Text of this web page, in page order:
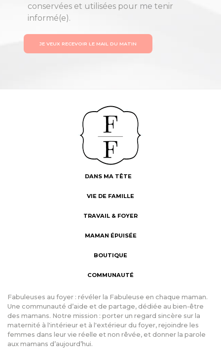
conservées et utilisées pour me tenir
informé(e).
JE VEUX RECEVOIR LE MAIL DU MATIN
DANS MA TÊTE
VIE DE FAMILLE
TRAVAIL & FOYER
MAMAN ÉPUISÉE
BOUTIQUE
COMMUNAUTÉ
Fabuleuses au foyer : révéler la Fabuleuse en chaque maman.
Une communauté d’aide et de partage, dédiée au bien-être
des mamans. Notre mission : porter un regard sincère sur la
maternité à l'intérieur et à l'extérieur du foyer, rejoindre les
femmes dans leur vie réelle et non rêvée, et donner la parole
aux mamans d’aujourd’hui.